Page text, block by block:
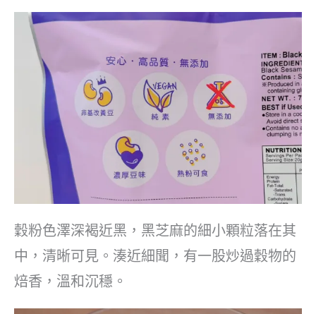
穀粉色澤深褐近黑，黑芝麻的細小顆粒落在其
中，清晰可見。湊近細聞，有一股炒過穀物的
焙香，溫和沉穩。